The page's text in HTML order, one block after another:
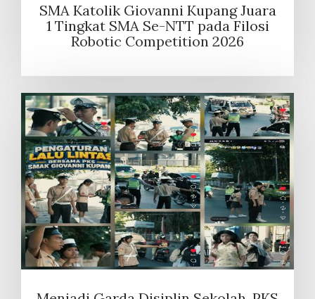
SMA Katolik Giovanni Kupang Juara
1 Tingkat SMA Se-NTT pada Filosi
Robotic Competition 2026